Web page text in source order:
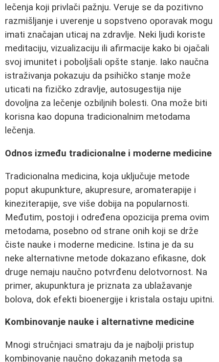
lečenja koji privlači pažnju. Veruje se da pozitivno
razmišljanje i uverenje u sopstveno oporavak mogu
imati značajan uticaj na zdravlje. Neki ljudi koriste
meditaciju, vizualizaciju ili afirmacije kako bi ojačali
svoj imunitet i poboljšali opšte stanje. Iako naučna
istraživanja pokazuju da psihičko stanje može
uticati na fizičko zdravlje, autosugestija nije
dovoljna za lečenje ozbiljnih bolesti. Ona može biti
korisna kao dopuna tradicionalnim metodama
lečenja.
Odnos između tradicionalne i moderne medicine
Tradicionalna medicina, koja uključuje metode
poput akupunkture, akupresure, aromaterapije i
kineziterapije, sve više dobija na popularnosti.
Međutim, postoji i određena opozicija prema ovim
metodama, posebno od strane onih koji se drže
čiste nauke i moderne medicine. Istina je da su
neke alternativne metode dokazano efikasne, dok
druge nemaju naučno potvrđenu delotvornost. Na
primer, akupunktura je priznata za ublažavanje
bolova, dok efekti bioenergije i kristala ostaju upitni.
Kombinovanje nauke i alternativne medicine
Mnogi stručnjaci smatraju da je najbolji pristup
kombinovanje naučno dokazanih metoda sa